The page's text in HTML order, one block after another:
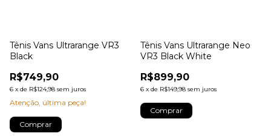
Tênis Vans Ultrarange VR3
Black
R$749,90
6 x de R$124,98 sem juros
Atenção, última peça!
Comprar
Tênis Vans Ultrarange Neo
VR3 Black White
R$899,90
6 x de R$149,98 sem juros
Comprar